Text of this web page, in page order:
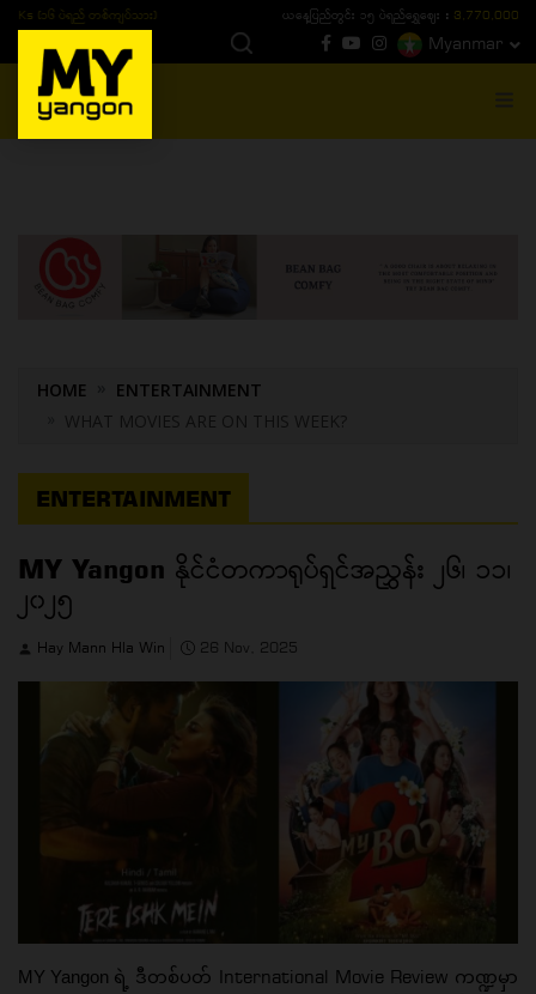
ယနေ့ပြည်တွင်း ၁၅ ပဲရည်ရွှေဈေး : 3,770,000 - ပြင်ပပေါက်စျေး (၁၆ ပဲရည် တစ်ကျပ်
Myanmar
MENU
HOME
ENTERTAINMENT
WHAT MOVIES ARE ON THIS WEEK?
ENTERTAINMENT
MY Yangon နိုင်ငံတကာရုပ်ရှင်အညွှန်း ၂၆၊ ၁၁၊
၂၀၂၅
Hay Mann Hla Win 26 Nov, 2025
MY Yangon ရဲ့ ဒီတစ်ပတ် International Movie Review ကဏ္ဍမှာ